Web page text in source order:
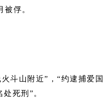
俘。
斗山附近”，“约逮捕爱国
死刑”。